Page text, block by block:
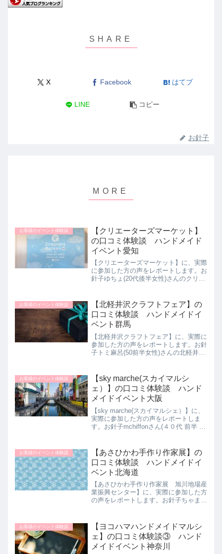
X Facebook はてブ
LINE コピー
お針子
お客様のイベント体験談
【クリエーターズマーケット】
の口コミ体験談 ハンドメイド
イベント愛知
【クリエーターズマーケット】に、実際
に参加した方の声をレポートします。お
針子ゆちょ(20代後半女性)さんのクリエ
味で色々作っています。たくさんの作家
さんの作品を見るのも...
お客様のイベント体験談
【北軽井沢クラフトフェア】の
口コミ体験談 ハンドメイドイ
ベント群馬
【北軽井沢クラフトフェア】に、実際に
参加した方の声をレポートします。お針
子トミ麻呂(50前半女性)さんの北軽井沢
されるクラフトフェアが好きで、色々な
会場の情報を集め、気...
お客様のイベント体験談
【sky marche(スカイマルシ
ェ）】の口コミ体験談 ハンド
メイドイベント大阪
【sky marche(スカイマルシェ）】に、
実際に参加した方の声をレポートしま
す。お針子mchiffonさん(４０代 前半 女
ドが大好きで、出品もしている...
お客様のイベント体験談
【あさひかわ手作り作家展】の
口コミ体験談 ハンドメイドイ
ベント北海道
【あさひかわ手作り作家展 旭川地場産
業振興センター】に、実際に参加した方
の声をレポートします。お針子ちゃまこ
ハンドメイドが好きで、最初は家で楽し
んでいたのですが、こ...
お客様のイベント体験談
【ヨコハマハンドメイドマルシ
ェ】の口コミ体験談③ ハンド
メイドイベント神奈川